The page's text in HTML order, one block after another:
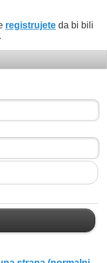
registrujete da bi bili